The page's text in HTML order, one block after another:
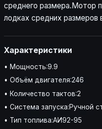
среднего размера.Мотор
лодках средних
Характеристики
• Мощность:9.9
• Объём двигателя:246
• Количество тактов:2
• Система запуска:Ручной
• Тип топлива:АИ92-95